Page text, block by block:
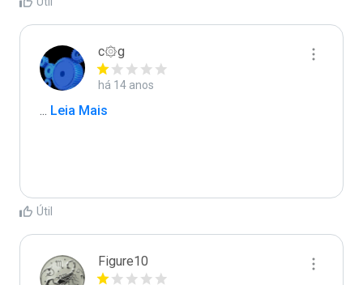
c۞g
há 14 anos
... Leia Mais
Útil
Figure10